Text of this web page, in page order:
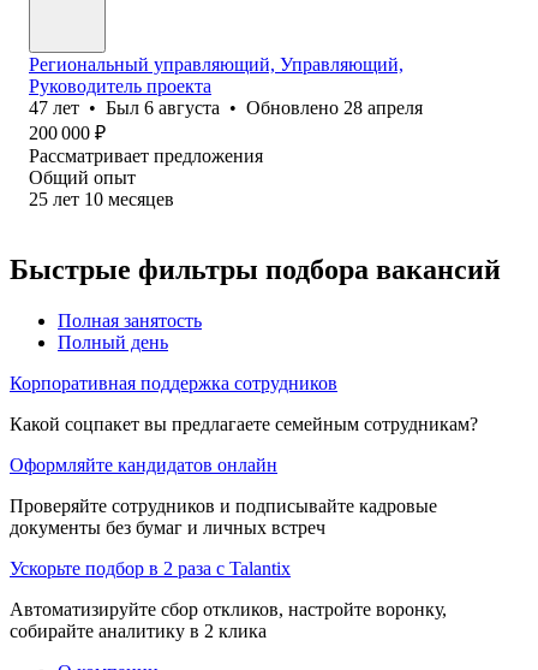
Региональный управляющий, Управляющий,
Руководитель проекта
47 лет • Был 6 августа • Обновлено 28 апреля
200 000 ₽
Рассматривает предложения
Общий опыт
25 лет 10 месяцев
Быстрые фильтры подбора вакансий
Полная занятость
Полный день
Корпоративная поддержка сотрудников
Какой соцпакет вы предлагаете семейным сотрудникам?
Оформляйте кандидатов онлайн
Проверяйте сотрудников и подписывайте кадровые
документы без бумаг и личных встреч
Ускорьте подбор в 2 раза с Talantix
Автоматизируйте сбор откликов, настройте воронку,
собирайте аналитику в 2 клика